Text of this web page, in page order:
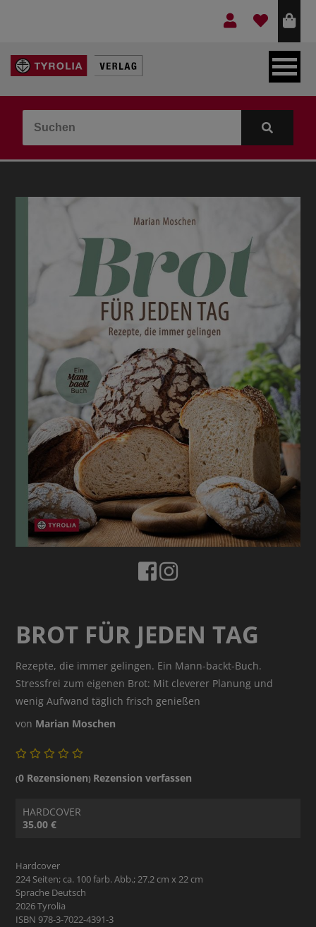
LEBEN & GLAUBE
KINDER- & JUGENDBUCH
VERLAG
IDEEN & BEGLEITMATERIAL
BROT FÜR JEDEN TAG
Rezepte, die immer gelingen. Ein Mann-backt-Buch.
Stressfrei zum eigenen Brot: Mit cleverer Planung und
wenig Aufwand täglich frisch genießen
von Marian Moschen
(0 Rezensionen) Rezension verfassen
HARDCOVER
35.00 €
Hardcover
224 Seiten; ca. 100 farb. Abb.; 27.2 cm x 22 cm
Sprache Deutsch
2026 Tyrolia
ISBN 978-3-7022-4391-3